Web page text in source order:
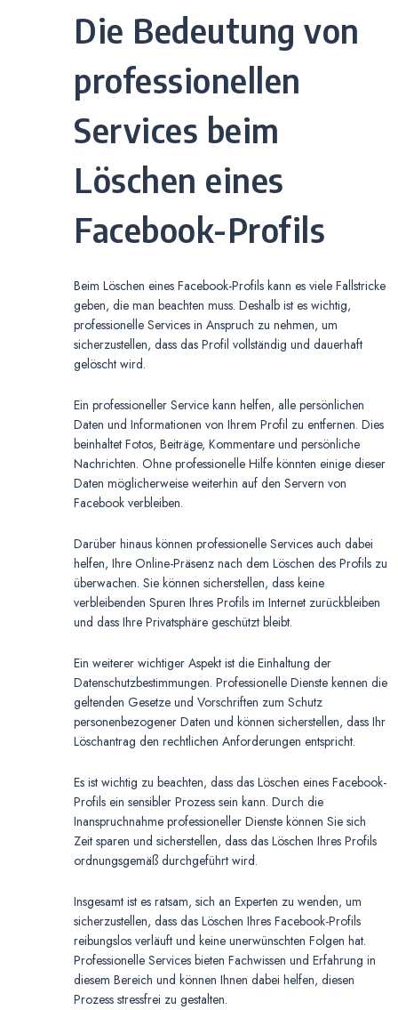
Die Bedeutung von
professionellen
Services beim
Löschen eines
Facebook-Profils
Beim Löschen eines Facebook-Profils kann es viele Fallstricke
geben, die man beachten muss. Deshalb ist es wichtig,
professionelle Services in Anspruch zu nehmen, um
sicherzustellen, dass das Profil vollständig und dauerhaft
gelöscht wird.
Ein professioneller Service kann helfen, alle persönlichen
Daten und Informationen von Ihrem Profil zu entfernen. Dies
beinhaltet Fotos, Beiträge, Kommentare und persönliche
Nachrichten. Ohne professionelle Hilfe könnten einige dieser
Daten möglicherweise weiterhin auf den Servern von
Facebook verbleiben.
Darüber hinaus können professionelle Services auch dabei
helfen, Ihre Online-Präsenz nach dem Löschen des Profils zu
überwachen. Sie können sicherstellen, dass keine
verbleibenden Spuren Ihres Profils im Internet zurückbleiben
und dass Ihre Privatsphäre geschützt bleibt.
Ein weiterer wichtiger Aspekt ist die Einhaltung der
Datenschutzbestimmungen. Professionelle Dienste kennen die
geltenden Gesetze und Vorschriften zum Schutz
personenbezogener Daten und können sicherstellen, dass Ihr
Löschantrag den rechtlichen Anforderungen entspricht.
Es ist wichtig zu beachten, dass das Löschen eines Facebook-
Profils ein sensibler Prozess sein kann. Durch die
Inanspruchnahme professioneller Dienste können Sie sich
Zeit sparen und sicherstellen, dass das Löschen Ihres Profils
ordnungsgemäß durchgeführt wird.
Insgesamt ist es ratsam, sich an Experten zu wenden, um
sicherzustellen, dass das Löschen Ihres Facebook-Profils
reibungslos verläuft und keine unerwünschten Folgen hat.
Professionelle Services bieten Fachwissen und Erfahrung in
diesem Bereich und können Ihnen dabei helfen, diesen
Prozess stressfrei zu gestalten.